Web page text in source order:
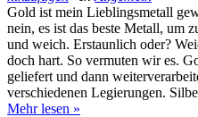
Gold ist mein Lieblingsmetall
nein, es ist das beste Metall, um
und weich. Erstaunlich oder?
doch hart. So vermuten wir es.
geliefert und dann
verschiedenen Legierungen.
Mehr lesen »